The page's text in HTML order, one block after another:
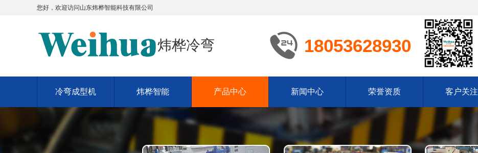
您好，欢迎访问 山东炜桦智能科技有限公司
炜桦冷弯 18053628930
冷弯成型机 炜桦智能 产品中心 新闻中心 荣誉资质 客户关注